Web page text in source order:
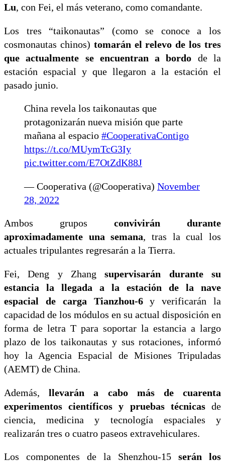
Lu, con Fei, el más veterano, como comandante.
Los tres “taikonautas” (como se conoce a los
cosmonautas chinos) tomarán el relevo de los tres
que actualmente se encuentran a bordo de la
estación espacial y que llegaron a la estación el
pasado junio.
China revela los taikonautas que
protagonizarán nueva misión que parte
mañana al espacio #CooperativaContigo
https://t.co/MUymTcG3Iy
pic.twitter.com/E7OtZdK88J
— Cooperativa (@Cooperativa) November
28, 2022
Ambos grupos convivirán durante
aproximadamente una semana, tras la cual los
actuales tripulantes regresarán a la Tierra.
Fei, Deng y Zhangsupervisarán durante su
estancia la llegada a la estación de la nave
espacial de carga Tianzhou-6y verificarán la
capacidad de los módulos en su actual disposición en
forma de letra T para soportar la estancia a largo
plazo de los taikonautas y sus rotaciones, informó
hoy la Agencia Espacial de Misiones Tripuladas
(AEMT) de China.
Además,llevarán a cabo más de cuarenta
experimentos científicos y pruebas técnicasde
ciencia, medicina y tecnología espaciales y
realizarán tres o cuatro paseos extravehiculares.
Los componentes de la Shenzhou-15 serán los